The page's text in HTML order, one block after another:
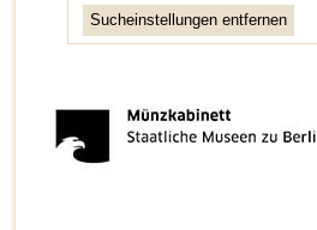
Sucheinstellungen entfernen